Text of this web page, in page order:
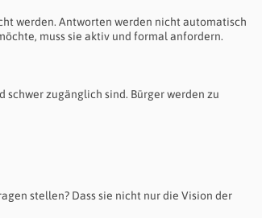
werden. Antworten werden nicht automatisch
muss sie aktiv und formal anfordern.
zugänglich sind. Bürger werden zu
stellen? Dass sie nicht nur die Vision der